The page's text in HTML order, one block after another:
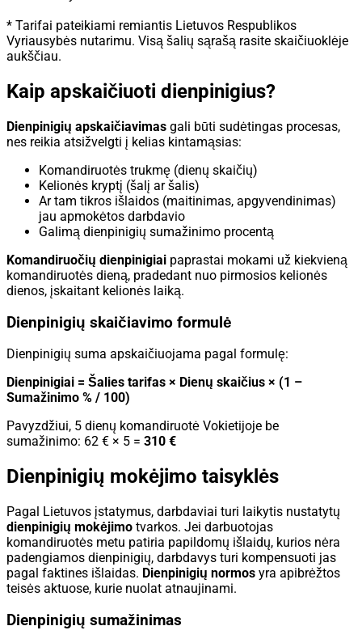
* Tarifai pateikiami remiantis Lietuvos Respublikos
Vyriausybės nutarimu. Visą šalių sąrašą rasite skaičiuoklėje
aukščiau.
Kaip apskaičiuoti dienpinigius?
Dienpinigių apskaičiavimas gali būti sudėtingas procesas,
nes reikia atsižvelgti į kelias kintamąsias:
Komandiruotės trukmę (dienų skaičių)
Kelionės kryptį (šalį ar šalis)
Ar tam tikros išlaidos (maitinimas, apgyvendinimas)
jau apmokėtos darbdavio
Galimą dienpinigių sumažinimo procentą
Komandiruočių dienpinigiai paprastai mokami už kiekvieną
komandiruotės dieną, pradedant nuo pirmosios kelionės
dienos, įskaitant kelionės laiką.
Dienpinigių skaičiavimo formulė
Dienpinigių suma apskaičiuojama pagal formulę:
Dienpinigiai = Šalies tarifas × Dienų skaičius × (1 –
Sumažinimo % / 100)
Pavyzdžiui, 5 dienų komandiruotė Vokietijoje be
sumažinimo: 62 € × 5 = 310 €
Dienpinigių mokėjimo taisyklės
Pagal Lietuvos įstatymus, darbdaviai turi laikytis nustatytų
dienpinigių mokėjimo tvarkos. Jei darbuotojas
komandiruotės metu patiria papildomų išlaidų, kurios nėra
padengiamos dienpinigių, darbdavys turi kompensuoti jas
pagal faktines išlaidas. Dienpinigių normos yra apibrėžtos
teisės aktuose, kurie nuolat atnaujinami.
Dienpinigių sumažinimas